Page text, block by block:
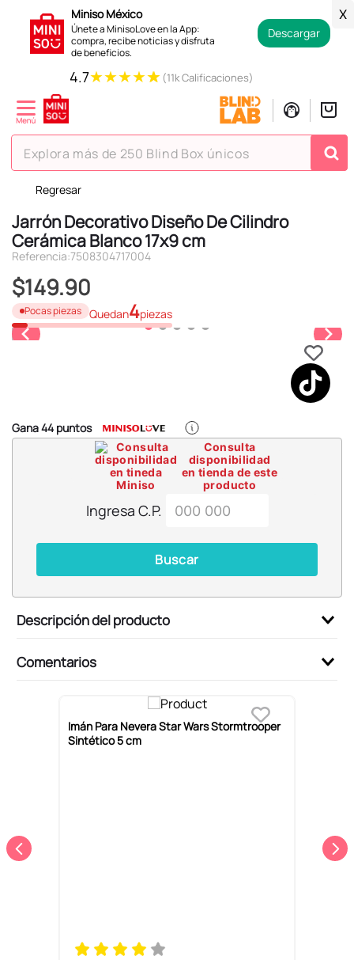
Miniso México
Únete a MinisoLove en la App:
compra, recibe noticias y disfruta
de beneficios.
Descargar
X
4.7★★★★★ (11k Calificaciones)
Explora más de 250 Blind Box únicos
Regresar
Jarrón Decorativo Diseño De Cilindro
Cerámica Blanco 17x9 cm
Referencia:7508304717004
$149.90
Pocas piezas Quedan4piezas
Gana44puntos
Consulta
disponibilidad
en tienda de este
producto
Ingresa C.P.
Buscar
Descripción del producto
Comentarios
Imán Para Nevera Star Wars Stormtrooper
Sintético 5 cm
TÉRMINOS MÁS BUSCADOS
1.
hello kitty
2.
spiderman
3
peluche
4.
osito cariñosito
5.
blind box
9.
chiikawas